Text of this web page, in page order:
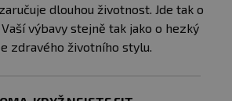
zaručuje dlouhou životnost. Jde tak o
výbavy stejně tak jako o hezký
zdravého životního stylu.